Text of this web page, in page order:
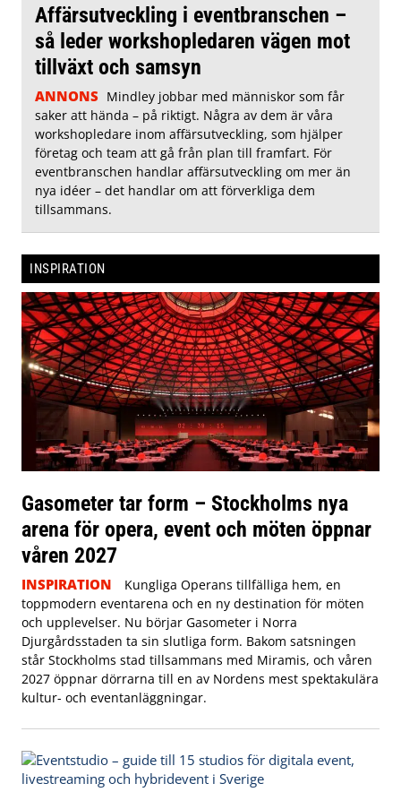
Affärsutveckling i eventbranschen –
så leder workshopledaren vägen mot
tillväxt och samsyn
ANNONS Mindley jobbar med människor som får
saker att hända – på riktigt. Några av dem är våra
workshopledare inom affärsutveckling, som hjälper
företag och team att gå från plan till framfart. För
eventbranschen handlar affärsutveckling om mer än
nya idéer – det handlar om att förverkliga dem
tillsammans.
INSPIRATION
Gasometer tar form – Stockholms nya
arena för opera, event och möten öppnar
våren 2027
INSPIRATION
Kungliga Operans tillfälliga hem, en
toppmodern eventarena och en ny destination för möten
och upplevelser. Nu börjar Gasometer i Norra
Djurgårdsstaden ta sin slutliga form. Bakom satsningen
står Stockholms stad tillsammans med Miramis, och våren
2027 öppnar dörrarna till en av Nordens mest spektakulära
kultur- och eventanläggningar.